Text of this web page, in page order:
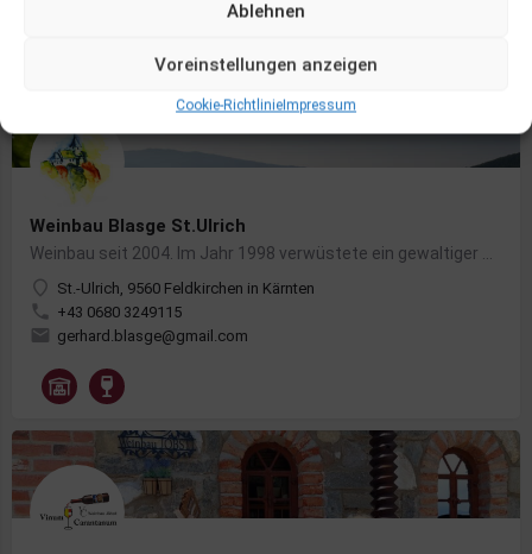
Ablehnen
Voreinstellungen anzeigen
Cookie-RichtlinieImpressum
Weinbau Blasge St.Ulrich
St.-Ulrich, 9560 Feldkirchen in Kärnten
+43 0680 3249115
gerhard.blasge@gmail.com